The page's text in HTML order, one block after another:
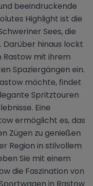
beeindruckende
Highlight ist die
Sees, die
hinaus lockt
mit ihrem
Spaziergängen ein.
möchte, findet
Spritztouren
Eine
ermöglicht es, das
Zügen zu genießen
Region in stilvollem
Sie mit einem
die Faszination von